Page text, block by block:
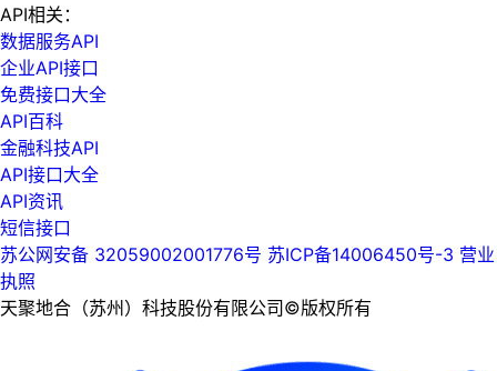
API相关：
数据服务API
企业API接口
免费接口大全
API百科
金融科技API
API接口大全
API资讯
短信接口
苏公网安备 32059002001776号 苏ICP备14006450号-3 营业
执照
天聚地合（苏州）科技股份有限公司©版权所有